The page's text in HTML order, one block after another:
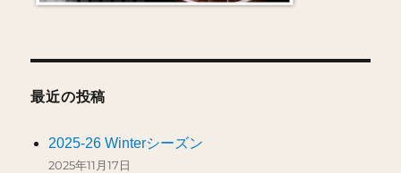
最近の投稿
2025-26 Winterシーズン
2025年11月17日